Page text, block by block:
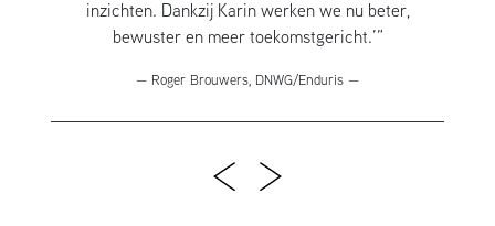
inzichten. Dankzij Karin werken we nu beter,
bewuster en meer toekomstgericht.’”
— Roger Brouwers, DNWG/Enduris —